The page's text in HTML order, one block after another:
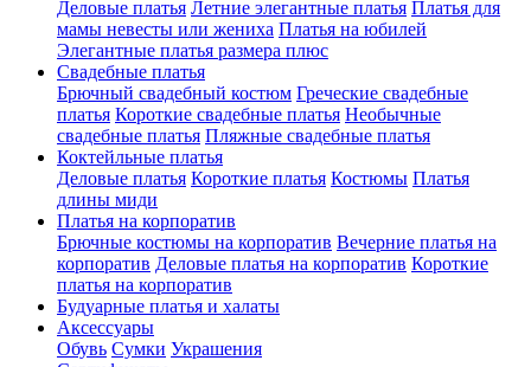
Деловые платья Летние элегантные платья Платья для
мамы невесты или жениха Платья на юбилей
Элегантные платья размера плюс
Свадебные платья
Брючный свадебный костюм Греческие свадебные
платья Короткие свадебные платья Необычные
свадебные платья Пляжные свадебные платья
Коктейльные платья
Деловые платья Короткие платья Костюмы Платья
длины миди
Платья на корпоратив
Брючные костюмы на корпоратив Вечерние платья на
корпоратив Деловые платья на корпоратив Короткие
платья на корпоратив
Будуарные платья и халаты
Аксессуары
Обувь Сумки Украшения